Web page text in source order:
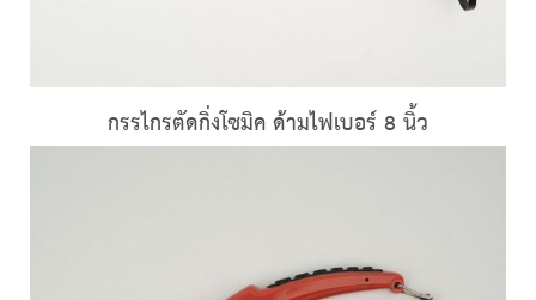
กรรไกรตัดกิ่งโซมิค ด้ามไฟเบอร์ 8 นิ้ว